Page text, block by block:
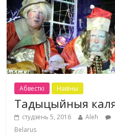
Абвесткі Навіны
Тадыцыйныя
студзень 5, 2016 Aleh
Belarus